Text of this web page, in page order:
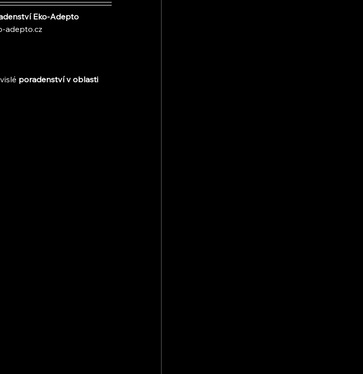
Eko-Adepto
adepto.cz
poradenství v oblasti